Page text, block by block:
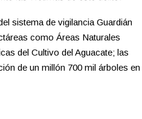
sistema de vigilancia Guardián
como Áreas Naturales
del Cultivo del Aguacate; las
de un millón 700 mil árboles en